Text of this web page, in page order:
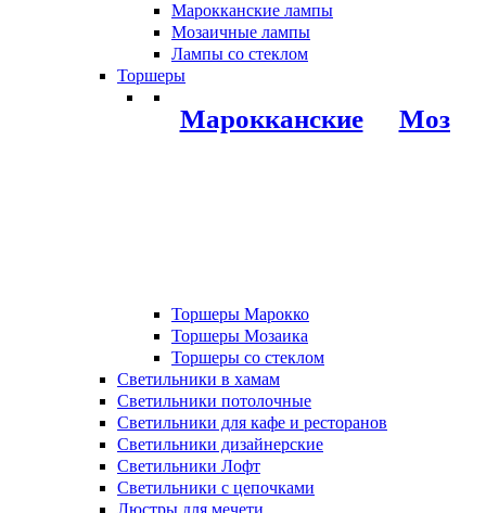
Марокканские лампы
Мозаичные лампы
Лампы со стеклом
Торшеры
Марокканские
Торшеры Марокко
Торшеры Мозаика
Торшеры со стеклом
Светильники в хамам
Светильники потолочные
Светильники для кафе и ресторанов
Светильники дизайнерские
Светильники Лофт
Светильники с цепочками
Люстры для мечети